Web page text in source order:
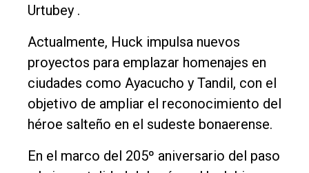
Urtubey .
Actualmente, Huck impulsa nuevos
proyectos para emplazar homenajes en
ciudades como Ayacucho y Tandil, con el
objetivo de ampliar el reconocimiento del
héroe salteño en el sudeste bonaerense.
En el marco del 205º aniversario del paso